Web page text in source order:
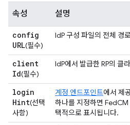
속성 설명
config
URL(필수)
IdP 구성 파일의 전체 경
client
Id(필수)
IdP에서 발급한 RP의 클
login
Hint(선택
사항)
계정 엔드포인트에서 제
하나를 지정하면
택적으로 표시됩니다.